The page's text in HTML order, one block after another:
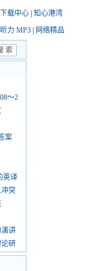
下载中心 知心港湾
听力 MP3 网络精品
～2
案
英译
突
讲
研